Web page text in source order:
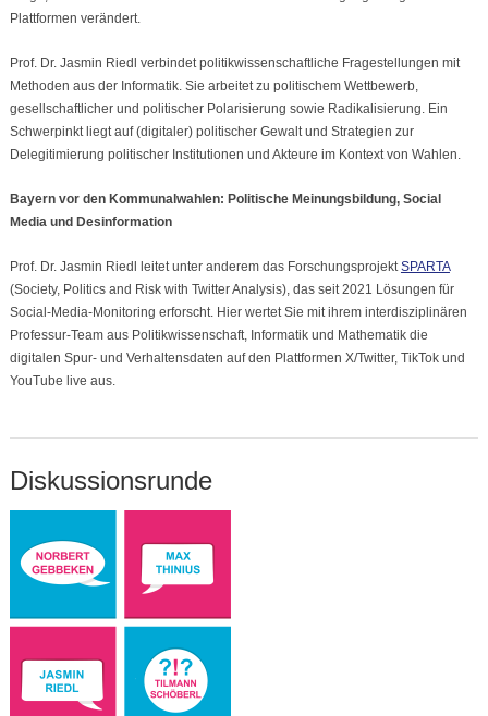
Plattformen verändert.
Prof. Dr. Jasmin Riedl verbindet politikwissenschaftliche Fragestellungen mit
Methoden aus der Informatik. Sie arbeitet zu politischem Wettbewerb,
gesellschaftlicher und politischer Polarisierung sowie Radikalisierung. Ein
Schwerpinkt liegt auf (digitaler) politischer Gewalt und Strategien zur
Delegitimierung politischer Institutionen und Akteure im Kontext von Wahlen.
Bayern vor den Kommunalwahlen: Politische Meinungsbildung, Social
Media und Desinformation
Prof. Dr. Jasmin Riedl leitet unter anderem das ForschungsprojektSPARTA
(Society, Politics and Risk with Twitter Analysis), das seit 2021 Lösungen für
Social-Media-Monitoring erforscht. Hier wertet Sie mit ihrem interdisziplinären
Professur-Team aus Politikwissenschaft, Informatik und Mathematik die
digitalen Spur- und Verhaltensdaten auf den Plattformen X/Twitter, TikTok und
YouTube live aus.
Diskussionsrunde